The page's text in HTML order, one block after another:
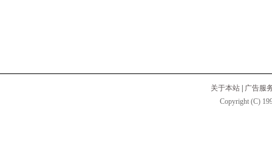
关于本站
广告服
Copyright (C)